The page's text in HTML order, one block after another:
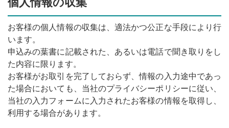
お客様の個人情報の収集は、適法かつ公正な手段により行
います。
申込みの葉書に記載された、あるいは電話で聞き取りをし
た内容に限ります。
お客様がお取引を完了しておらず、情報の入力途中であっ
た場合においても、当社のプライバシーポリシーに従い、
当社の入力フォームに入力されたお客様の情報を取得し、
利用する場合があります。